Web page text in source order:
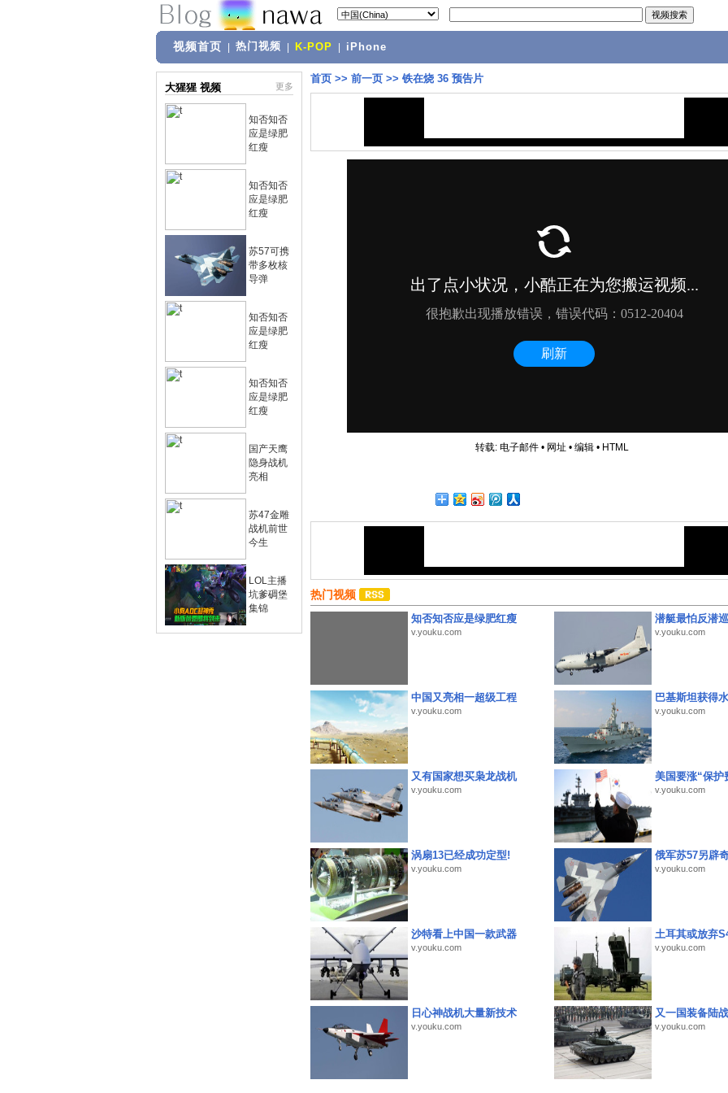
视频首页 热门视频 K-POP iPhone
大猩猩 视频 更多
知否知否
应是绿肥
红瘦
知否知否
应是绿肥
红瘦
苏57可携
带多枚核
导弹
知否知否
应是绿肥
红瘦
知否知否
应是绿肥
红瘦
国产天鹰
隐身战机
亮相
苏47金雕
战机前世
今生
LOL主播
坑爹碉堡
集锦
首页 >> 前一页 >> 铁在烧 36 预告片
转载: 电子邮件• 网址 • 编辑• HTML
热门视频
知否知否应是绿肥红瘦
v.youku.com
潜艇最怕反潜
v.youku.com
中国又亮相一超级工程
v.youku.com
巴基斯坦获得
v.youku.com
又有国家想买枭龙战机
v.youku.com
美国要涨“保护
v.youku.com
涡扇13已经成功定型!
v.youku.com
俄军苏57另辟
v.youku.com
沙特看上中国一款武器
v.youku.com
土耳其或放弃
v.youku.com
日心神战机大量新技术
v.youku.com
又一国装备陆
v.youku.com